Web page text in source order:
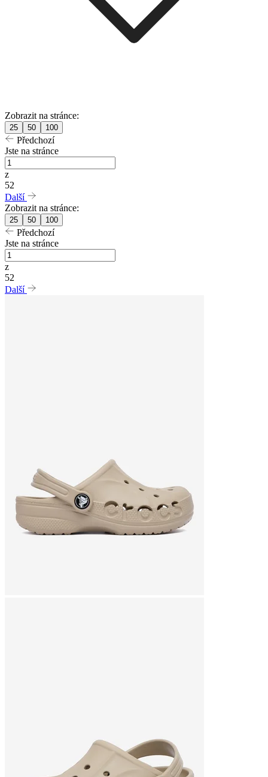
Zobrazit na stránce:
25 50 100
Předchozí
Jste na stránce
z
52
Další
Zobrazit na stránce:
25 50 100
Předchozí
Jste na stránce
z
52
Další